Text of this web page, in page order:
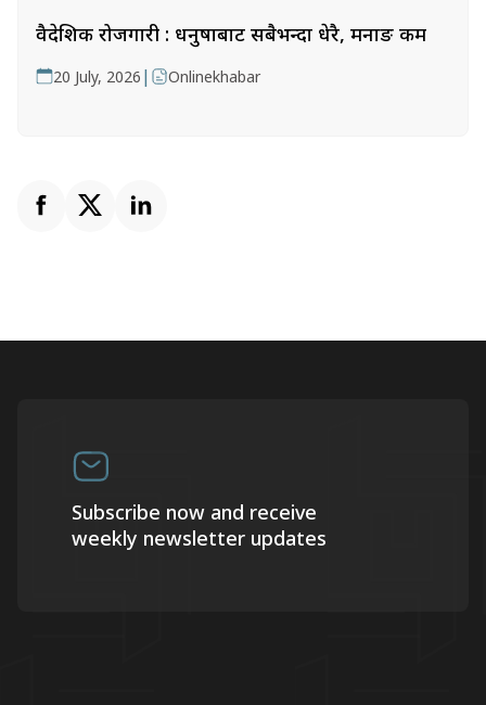
वैदेशिक रोजगारी : धनुषाबाट सबैभन्दा धेरै, मनाङ कम
20 July, 2026 | Onlinekhabar
Subscribe now and receive
weekly newsletter updates